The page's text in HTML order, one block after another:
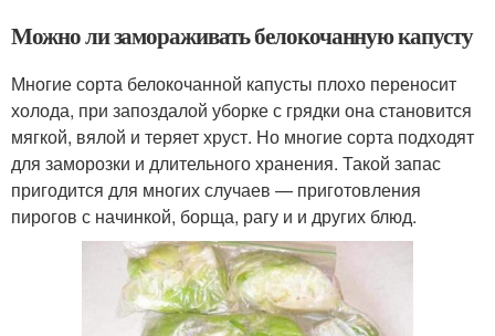
Можно ли замораживать белокочанную капусту
Многие сорта белокочанной капусты плохо переносит
холода, при запоздалой уборке с грядки она становится
мягкой, вялой и теряет хруст. Но многие сорта подходят
для заморозки и длительного хранения. Такой запас
пригодится для многих случаев — приготовления
пирогов с начинкой, борща, рагу и и других блюд.